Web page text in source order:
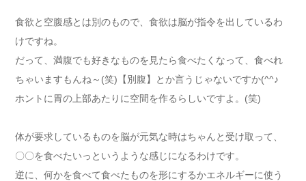
食欲と空腹感とは別のもので、食欲は脳が指令を出しているわ
けですね。
だって、満腹でも好きなものを見たら食べたくなって、食べれ
ちゃいますもんね～(笑)【別腹】とか言うじゃないですか(^^♪
ホントに胃の上部あたりに空間を作るらしいですよ。(笑)
体が要求しているものを脳が元気な時はちゃんと受け取って、
〇〇を食べたいっというような感じになるわけです。
逆に、何かを食べて食べたものを形にするかエネルギーに使う